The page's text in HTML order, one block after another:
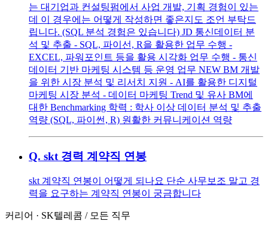
는 대기업과 컨설팅펌에서 사업 개발, 기획 경험이 있는
데 이 경우에는 어떻게 작성하면 좋은지도 조언 부탁드
립니다. (SQL 분석 경험은 있습니다) JD 통신데이터 분
석 및 추출 - SQL, 파이선, R을 활용한 업무 수행 -
EXCEL, 파워포인트 등을 활용 시각화 업무 수행 - 통신
데이터 기반 마케팅 시스템 등 운영 업무 NEW BM 개발
을 위한 시장 분석 및 리서치 지원 - AI를 활용한 디지털
마케팅 시장 분석 - 데이터 마케팅 Trend 및 유사 BM에
대한 Benchmarking 학력 : 학사 이상 데이터 분석 및 추출
역량 (SQL, 파이썬, R) 원활한 커뮤니케이션 역량
Q. skt 경력 계약직 연봉
skt 계약직 연봉이 어떻게 되나요 단순 사무보조 말고 경
력을 요구하는 계약직 연봉이 궁금합니다
커리어 · SK텔레콤 / 모든 직무